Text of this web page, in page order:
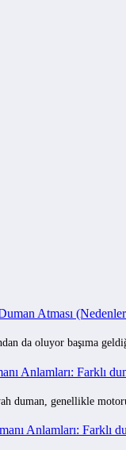
Atması
da oluyor başıma
Anlamları: Farklı
duman, genellikle
Anlamları: Farklı